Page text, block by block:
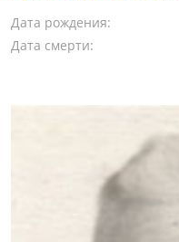
Дата рождения:
Дата смерти: